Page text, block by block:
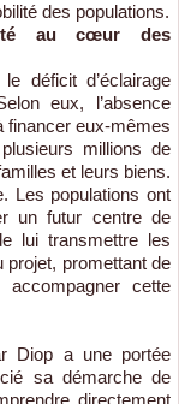
des populations.
au cœur des
déficit d’éclairage
eux, l’absence
financer eux-mêmes
millions de
et leurs biens.
Les populations ont
un futur centre de
lui transmettre les
projet, promettant de
cette
Diop a une portée
sa démarche de
directement